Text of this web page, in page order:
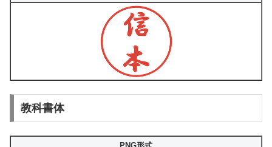
教科書体